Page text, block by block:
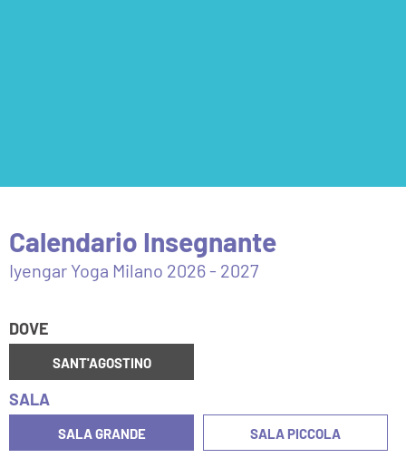
Calendario Insegnante
Iyengar Yoga Milano 2026 - 2027
DOVE
SANT'AGOSTINO
SALA
SALA GRANDE SALA PICCOLA